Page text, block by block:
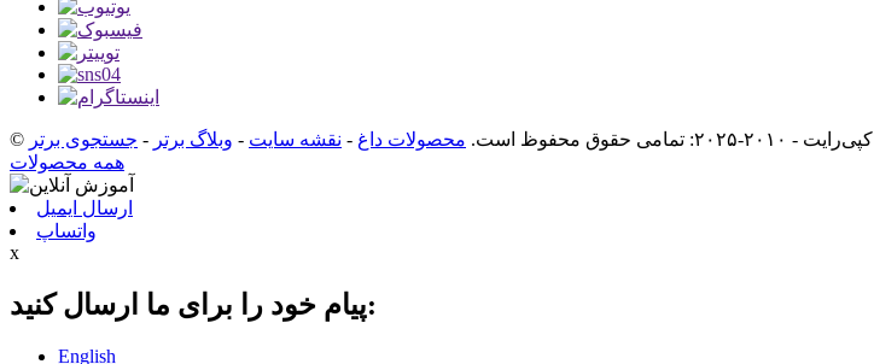
© کپی‌رایت - ۲۰۱۰-۲۰۲۵: تمامی حقوق محفوظ است. محصولات داغ - نقشه سایت - وبلاگ برتر - جستجوی برتر
همه محصولات
ارسال ایمیل
واتساپ
x
پیام خود را برای ما ارسال کنید:
English